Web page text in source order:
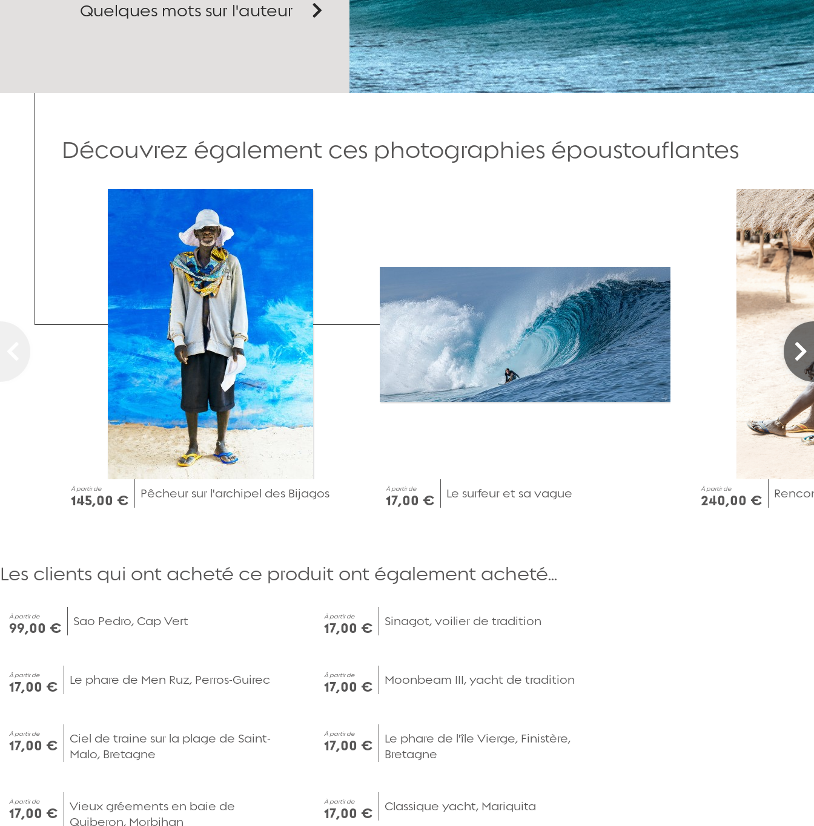
Quelques mots sur l'auteur
Découvrez également ces photographies époustouflantes
À partir de
145,00 € Pêcheur sur l'archipel des Bijagos À partir de
17,00 € Le surfeur et sa vague À partir de
240,00 €
Les clients qui ont acheté ce produit ont également acheté...
À partir de
99,00 € Sao Pedro, Cap Vert À partir de
17,00 € Sinagot, voilier de tradition
À partir de
17,00 € Le phare de Men Ruz, Perros-Guirec À partir de
17,00 € Moonbeam III, yacht de tradition
À partir de
17,00 €
Ciel de traine sur la plage de Saint-
Malo, Bretagne
À partir de
17,00 €
Le phare de l'île Vierge, Finistère,
Bretagne
À partir de
17,00 €
Vieux gréements en baie de
Quiberon, Morbihan
À partir de
17,00 € Classique yacht, Mariquita